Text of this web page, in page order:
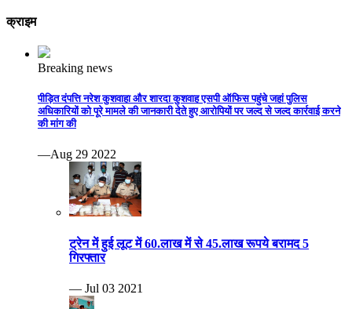
क्राइम
Breaking news
पीड़ित दंपत्ति नरेश कुशवाहा और शारदा कुशवाह एसपी ऑफिस पहुंचे जहां पुलिस
अधिकारियों को पूरे मामले की जानकारी देते हुए आरोपियों पर जल्द से जल्द कार्रवाई करने
की मांग की
—Aug 29 2022
ट्रेन में हुई लूट में 60.लाख में से 45.लाख रूपये बरामद 5
गिरफ्तार
— Jul 03 2021